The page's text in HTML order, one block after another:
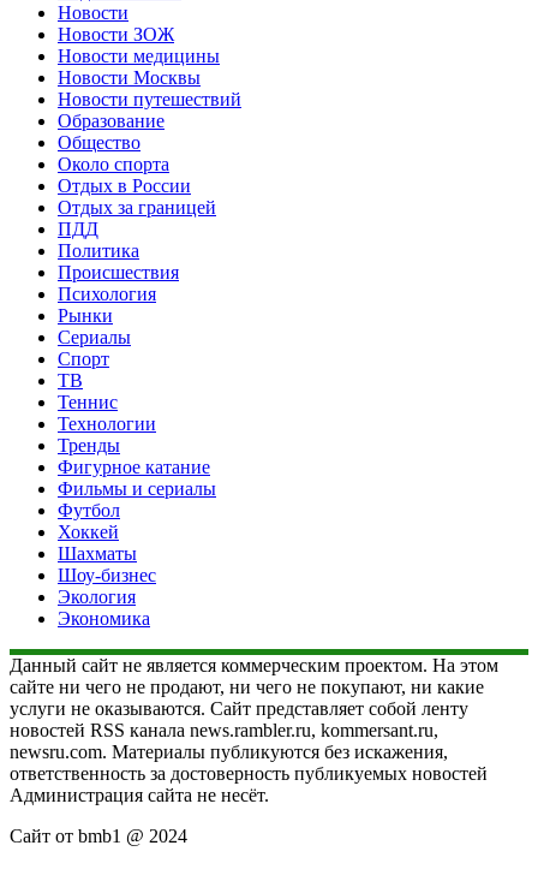
Новости
Новости ЗОЖ
Новости медицины
Новости Москвы
Новости путешествий
Образование
Общество
Около спорта
Отдых в России
Отдых за границей
ПДД
Политика
Происшествия
Психология
Рынки
Сериалы
Спорт
ТВ
Теннис
Технологии
Тренды
Фигурное катание
Фильмы и сериалы
Футбол
Хоккей
Шахматы
Шоу-бизнес
Экология
Экономика
Данный сайт не является коммерческим проектом. На этом
сайте ни чего не продают, ни чего не покупают, ни какие
услуги не оказываются. Сайт представляет собой ленту
новостей RSS канала news.rambler.ru, kommersant.ru,
newsru.com. Материалы публикуются без искажения,
ответственность за достоверность публикуемых новостей
Администрация сайта не несёт.
Сайт от bmb1 @ 2024